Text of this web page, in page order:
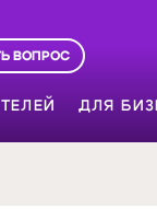
ВОПРОС
ДЛЯ